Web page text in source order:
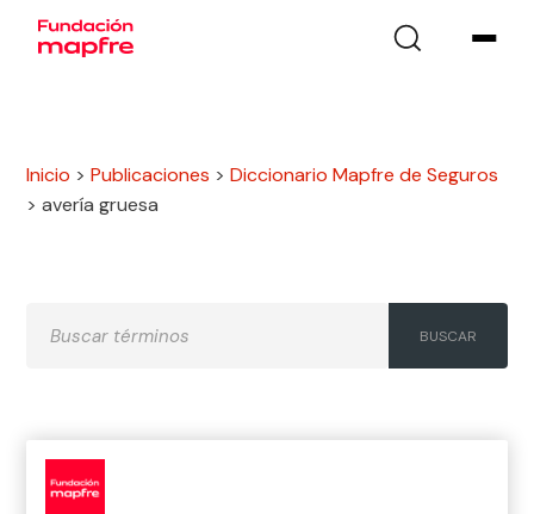
Inicio >Publicaciones >Diccionario Mapfre de Seguros
>avería gruesa
A
H